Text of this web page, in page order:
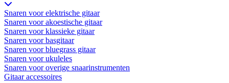
Snaren voor elektrische gitaar
Snaren voor akoestische gitaar
Snaren voor klassieke gitaar
Snaren voor basgitaar
Snaren voor bluegrass gitaar
Snaren voor ukuleles
Snaren voor overige snaarinstrumenten
Gitaar accessoires